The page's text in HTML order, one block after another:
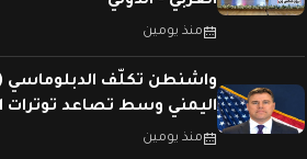
منذ يومين
واشنطن تكلّف الدبلوماسي
اليمني وسط تصاعد توترات
منذ يومين